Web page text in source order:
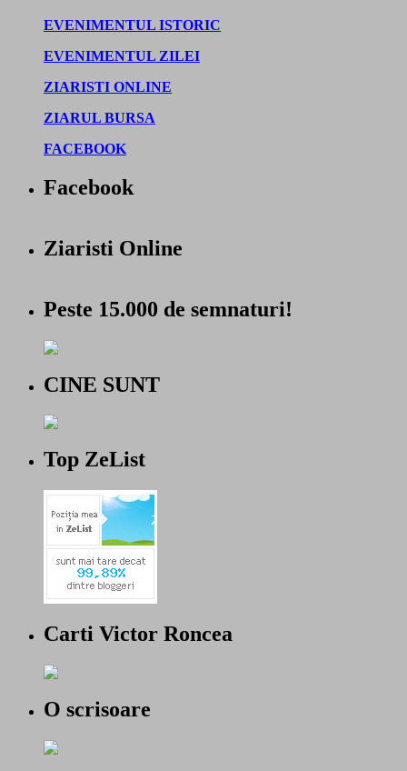
EVENIMENTUL ISTORIC
EVENIMENTUL ZILEI
ZIARISTI ONLINE
ZIARUL BURSA
FACEBOOK
Facebook
Ziaristi Online
Peste 15.000 de semnaturi!
CINE SUNT
Top ZeList
Carti Victor Roncea
O scrisoare